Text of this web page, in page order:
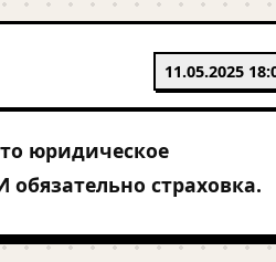
11.05.2025
юридическое
страховка.